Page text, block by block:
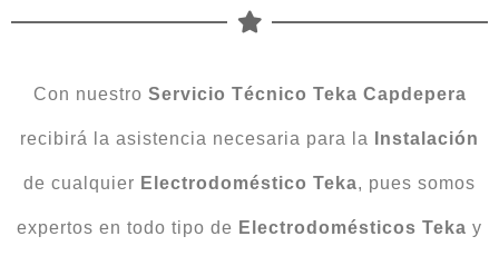
Con nuestro Servicio Técnico Teka Capdepera
recibirá la asistencia necesaria para la Instalación
de cualquier Electrodoméstico Teka, pues somos
expertos en todo tipo de Electrodomésticos Teka y